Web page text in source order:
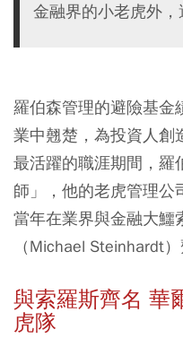
金融界的小老虎外，
羅伯森管理的避險基
業中翹楚，為投資人創
最活躍的職涯期間，羅
師」，他的老虎管理公
當年在業界與金融大鱷
（Michael Steinhardt）
與索羅斯齊名 華
虎隊